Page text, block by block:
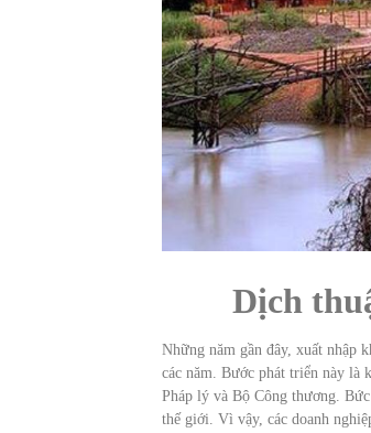
Dịch
Những năm gần đây, xuất nhập
các năm. Bước phát triển này là
Pháp lý và Bộ Công thương.
thế giới. Vì vậy, các doanh